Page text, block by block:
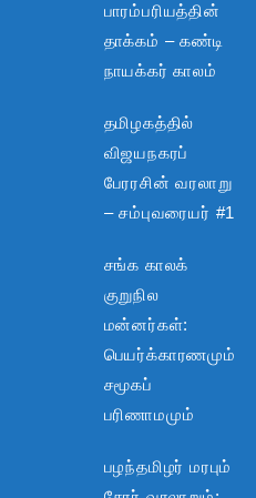
பாரம்பரியத்தின்
தாக்கம் – கண்டி
நாயக்கர் காலம்
தமிழகத்தில்
விஜயநகரப்
பேரரசின் வரலாறு
– சம்புவரையர் #1
சங்க காலக்
குறுநில
மன்னர்கள்:
பெயர்க்காரணமும்
சமூகப்
பரிணாமமும்
பழந்தமிழர் மரபும்